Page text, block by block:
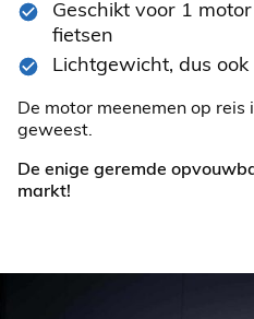
Geschikt voor 1
fietsen
Lichtgewicht, dus
De motor meenemen op reis
geweest.
De enige geremde
markt!